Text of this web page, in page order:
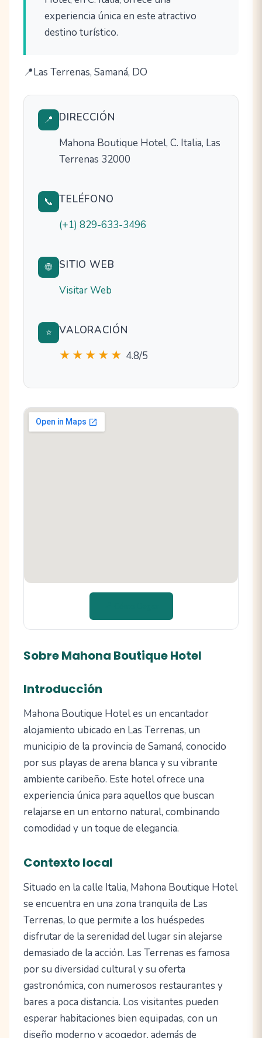
experiencia única en este atractivo
destino turístico.
Las Terrenas, Samaná, DO
📍 DIRECCIÓN
Mahona Boutique Hotel, C. Italia, Las
Terrenas 32000
📞 TELÉFONO
(+1) 829-633-3496
🌐
SITIO WEB
Visitar Web
⭐ VALORACIÓN
★★★★★ 4.8/5
Sobre Mahona Boutique Hotel
Introducción
Mahona Boutique Hotel es un encantador
alojamiento ubicado en Las Terrenas, un
municipio de la provincia de Samaná, conocido
por sus playas de arena blanca y su vibrante
ambiente caribeño. Este hotel ofrece una
experiencia única para aquellos que buscan
relajarse en un entorno natural, combinando
comodidad y un toque de elegancia.
Contexto local
Situado en la calle Italia, Mahona Boutique Hotel
se encuentra en una zona tranquila de Las
Terrenas, lo que permite a los huéspedes
disfrutar de la serenidad del lugar sin alejarse
demasiado de la acción. Las Terrenas es famosa
por su diversidad cultural y su oferta
gastronómica, con numerosos restaurantes y
bares a poca distancia. Los visitantes pueden
esperar habitaciones bien equipadas, con un
diseño moderno y acogedor, además de